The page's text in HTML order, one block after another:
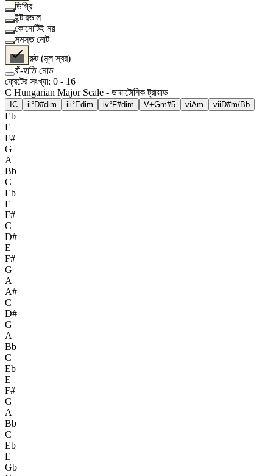
ডিগ্রি
ইন্টারভাল
কোনোটিই নয়
সমস্ত নোট
রুট (মূল স্বর)
বাঁ-হাতি মোড
ফ্রেটের সংখ্যা: 0 - 16
C Hungarian Major Scale - ডায়াটোনিক ট্রায়াড
C ii°D#dim iii°Edim iv°F#dim V+Gm#5 viAm vii D#m/Bb
Eb
E
F#
G
A
Bb
C
Eb
E
F#
C
D#
E
F#
G
A
A#
C
D#
G
A
Bb
C
Eb
E
F#
G
A
Bb
C
Eb
E
Gb